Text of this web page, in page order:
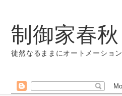
制御家春秋
徒然なるままにオートメーション